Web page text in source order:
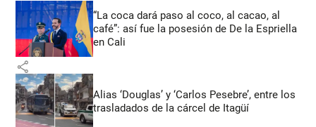
“La coca dará paso al coco, al cacao, al
café”: así fue la posesión de De la Espriella
en Cali
share
Alias ‘Douglas’ y ‘Carlos Pesebre’, entre los
trasladados de la cárcel de Itagüí